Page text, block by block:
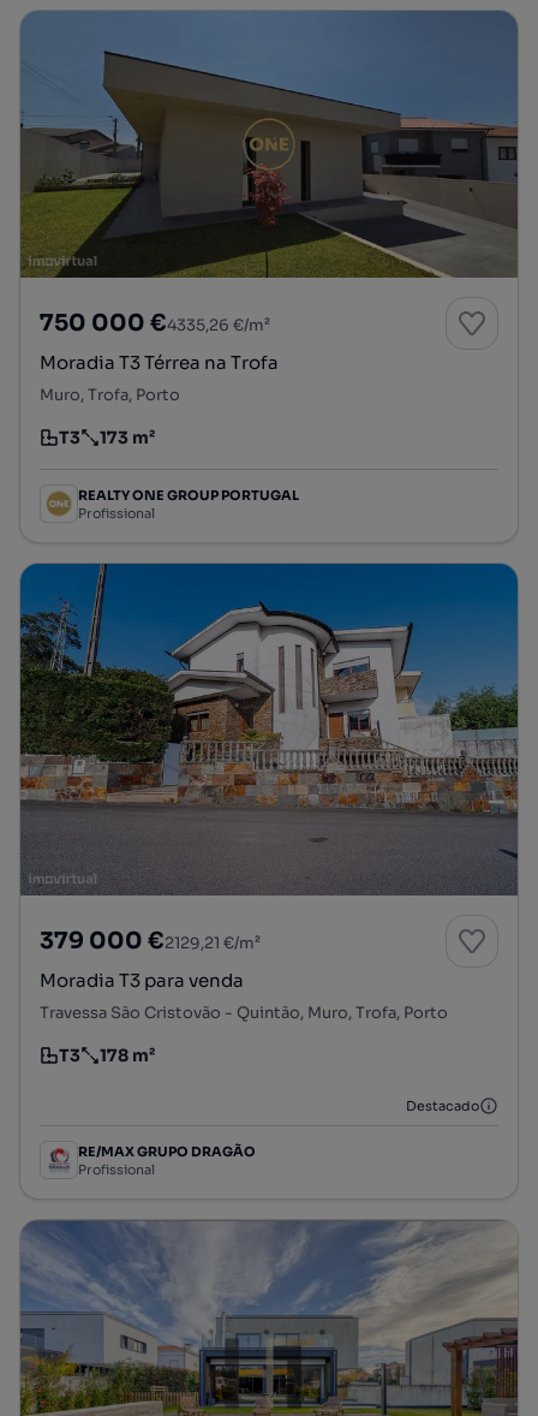
750 000 €4335,26 €/m²
Moradia T3 Térrea na Trofa
Muro, Trofa, Porto
Tipologia
T3
Preço por metro quadrado
173 m²
REALTY ONE GROUP PORTUGAL
Profissional
379 000 €2129,21 €/m²
Moradia T3 para venda
Travessa São Cristovão - Quintão, Muro, Trofa, Porto
Tipologia
T3
Preço por metro quadrado
178 m²
Destacado
RE/MAX GRUPO DRAGÃO
Profissional